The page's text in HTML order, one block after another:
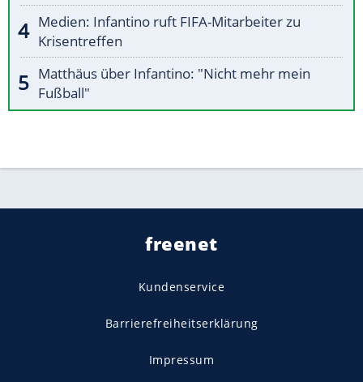
Medien: Infantino ruft FIFA-Mitarbeiter zu
Krisentreffen
Matthäus über Infantino: "Nicht mehr mein
Fußball"
freenet
Kundenservice
Barrierefreiheitserklärung
Impressum